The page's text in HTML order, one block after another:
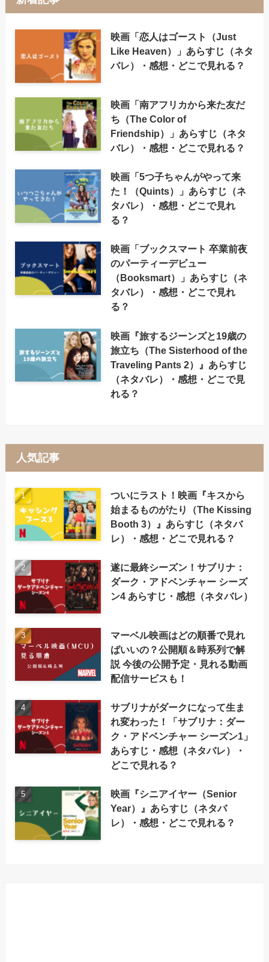
映画「恋人はゴースト（Just
Like Heaven）」あらすじ（ネタ
バレ）・感想・どこで見れる？
映画「南アフリカから来た友だ
ち（The Color of
Friendship）」あらすじ（ネタ
バレ）・感想・どこで見れる？
映画「5つ子ちゃんがやって来
た！（Quints）」あらすじ（ネ
タバレ）・感想・どこで見れ
る？
映画「ブックスマート 卒業前夜
のパーティーデビュー
（Booksmart）」あらすじ（ネ
タバレ）・感想・どこで見れ
る？
映画『旅するジーンズと19歳の
旅立ち（The Sisterhood of the
Traveling Pants 2）』あらすじ
（ネタバレ）・感想・どこで見
れる？
人気記事
ついにラスト！映画『キスから
始まるものがたり（The Kissing
Booth 3）』あらすじ（ネタバ
レ）・感想・どこで見れる？
遂に最終シーズン！サブリナ：
ダーク・アドベンチャー シーズ
ン4 あらすじ・感想（ネタバレ）
マーベル映画はどの順番で見れ
ばいいの？公開順＆時系列で解
説 今後の公開予定・見れる動画
配信サービスも！
サブリナがダークになって生ま
れ変わった！「サブリナ：ダー
ク・アドベンチャー シーズン1」
あらすじ・感想（ネタバレ）・
どこで見れる？
映画『シニアイヤー（Senior
Year）』あらすじ（ネタバ
レ）・感想・どこで見れる？